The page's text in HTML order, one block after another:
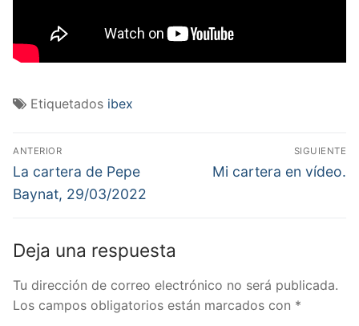
Etiquetados ibex
Navegación
de
entradas
ANTERIOR
Entrada
anterior:
La cartera de Pepe
Baynat, 29/03/2022
SIGUIENTE
Entrada
Mi cartera en vídeo.
Deja una respuesta
Tu dirección de correo electrónico no será publicada.
Los campos obligatorios están marcados con *